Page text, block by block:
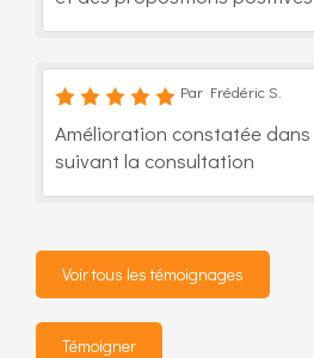
Par Frédéric S.
Amélioration constatée dans
suivant la consultation
Voir tous les témoignages
Témoigner